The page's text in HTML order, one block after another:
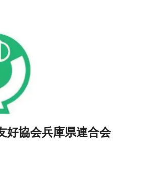
好協会兵庫県連合会